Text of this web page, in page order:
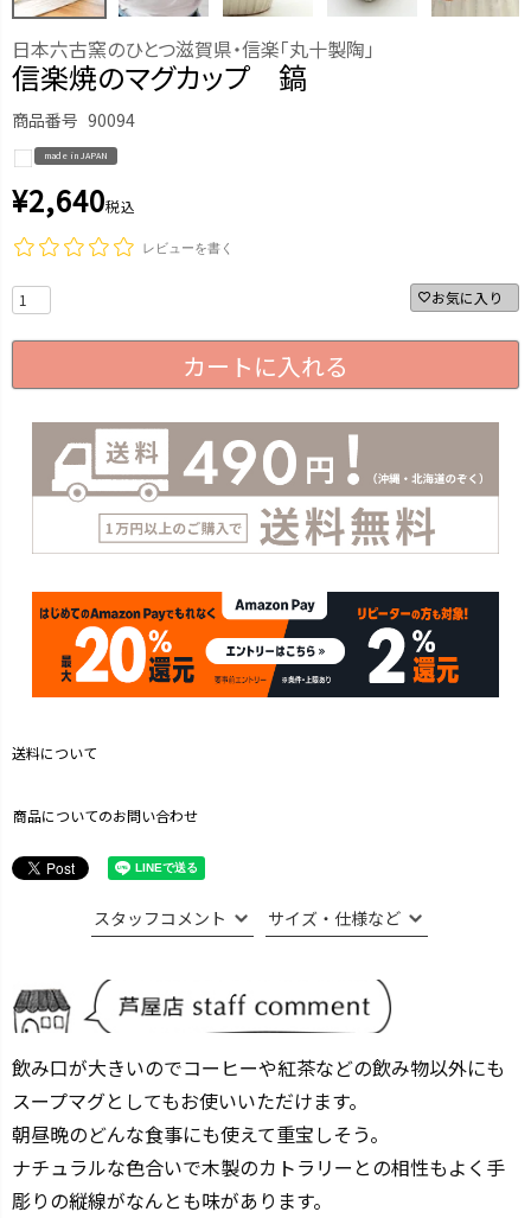
日本六古窯のひとつ滋賀県・信楽「丸十製陶」
信楽焼のマグカップ 鎬
商品番号 90094
made in JAPAN
¥2,640税込
レビューを書く
お気に入り
カートに入れる
送料について
商品についてのお問い合わせ
スタッフコメント サイズ・仕様など
飲み口が大きいのでコーヒーや紅茶などの飲み物以外にも
スープマグとしてもお使いいただけます。
朝昼晩のどんな食事にも使えて重宝しそう。
ナチュラルな色合いで木製のカトラリーとの相性もよく手
彫りの縦線がなんとも味があります。